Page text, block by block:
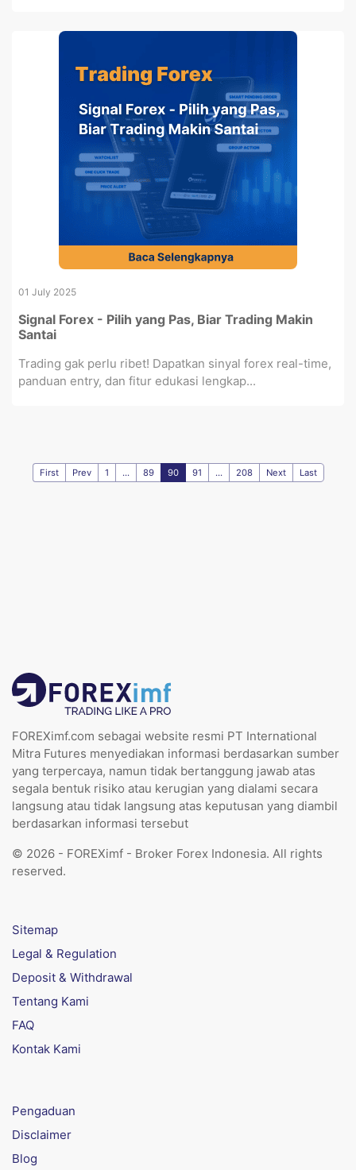
01 July 2025
Signal Forex - Pilih yang Pas, Biar Trading Makin
Santai
Trading gak perlu ribet! Dapatkan sinyal forex real-time,
panduan entry, dan fitur edukasi lengkap...
First Prev 1 ... 89 90 91 ... 208 Next Last
FOREXimf.com sebagai website resmi PT International
Mitra Futures menyediakan informasi berdasarkan sumber
yang terpercaya, namun tidak bertanggung jawab atas
segala bentuk risiko atau kerugian yang dialami secara
langsung atau tidak langsung atas keputusan yang diambil
berdasarkan informasi tersebut
© 2026 - FOREXimf - Broker Forex Indonesia. All rights
reserved.
Sitemap
Legal & Regulation
Deposit & Withdrawal
Tentang Kami
FAQ
Kontak Kami
Pengaduan
Disclaimer
Blog